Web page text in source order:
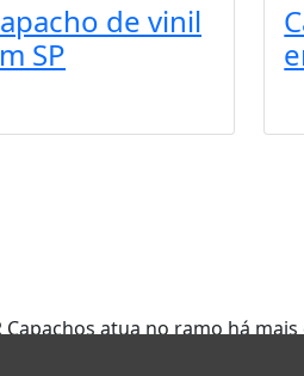
de vinil
SP
Capachos atua no ramo há mais